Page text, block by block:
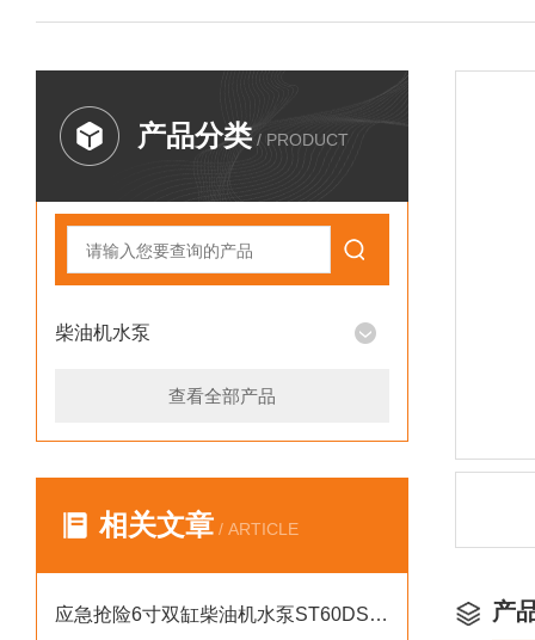
产品分类 / PRODUCT
柴油机水泵
查看全部产品
相关文章 / ARTICLE
应急抢险6寸双缸柴油机水泵ST60DS产品介绍 产